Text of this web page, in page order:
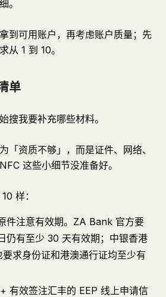
。
到可用账户，再考虑账户质量；先
从 1 到 10。
单
搜我要补充哪些材料。
「资质不够」，而是证件、网络、
这些小细节没准备好。
样：
件注意有效期。ZA Bank 官方要
仍有至少 30 天有效期；中银香港
求身份证和港澳通行证均至少有
有效签注汇丰的 EEP 线上申请信